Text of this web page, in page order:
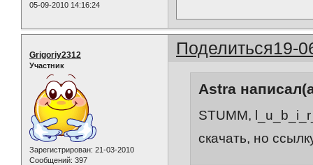
05-09-2010 14:16:24
Поделиться19-
Grigoriy2312
Участник
Зарегистрирован: 21-03-2010
Сообщений: 397
Astra
STUMM,
скачать, но